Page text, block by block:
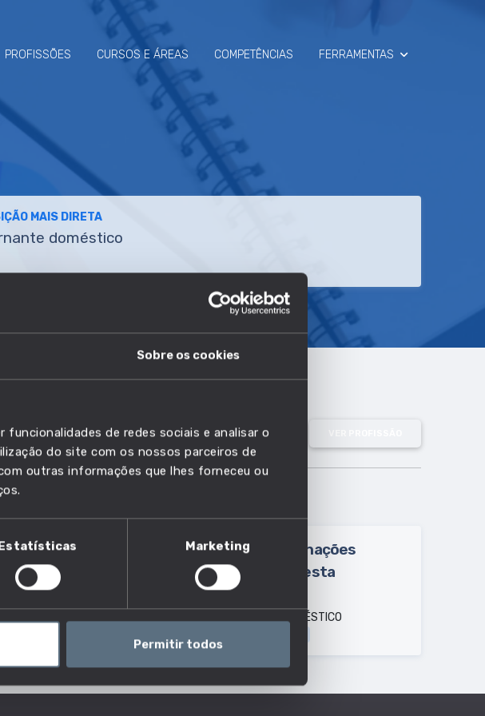
Sobre os cookies
de redes sociais e analisar o
do site com os nossos parceiros de
outras informações que lhes forneceu ou
Marketing
Permitir todos
PROFISSÕES CURSOS E ÁREAS COMPETÊNCIAS FERRAMENTAS
MAIS DIRETA
doméstico
as casas
esfregam e
Outras designações
usadas para esta
profissão:
EMPREGADO DOMÉSTICO